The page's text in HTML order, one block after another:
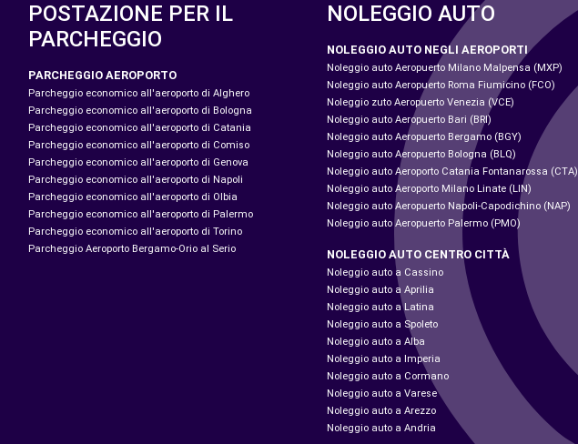
POSTAZIONE PER IL
PARCHEGGIO
PARCHEGGIO AEROPORTO
Parcheggio economico all'aeroporto di Alghero
Parcheggio economico all'aeroporto di Bologna
Parcheggio economico all'aeroporto di Catania
Parcheggio economico all'aeroporto di Comiso
Parcheggio economico all'aeroporto di Genova
Parcheggio economico all'aeroporto di Napoli
Parcheggio economico all'aeroporto di Olbia
Parcheggio economico all'aeroporto di Palermo
Parcheggio economico all'aeroporto di Torino
Parcheggio Aeroporto Bergamo-Orio al Serio
NOLEGGIO AUTO
NOLEGGIO AUTO NEGLI AEROPORTI
Noleggio auto Aeropuerto Milano Malpensa (MXP)
Noleggio auto Aeropuerto Roma Fiumicino (FCO)
Noleggio zuto Aeropuerto Venezia (VCE)
Noleggio auto Aeropuerto Bari (BRI)
Noleggio auto Aeropuerto Bergamo (BGY)
Noleggio auto Aeropuerto Bologna (BLQ)
Noleggio auto Aeroporto Catania Fontanarossa (CTA)
Noleggio auto Aeroporto Milano Linate (LIN)
Noleggio auto Aeropuerto Napoli-Capodichino (NAP)
Noleggio auto Aeropuerto Palermo (PMO)
NOLEGGIO AUTO CENTRO CITTÀ
Noleggio auto a Cassino
Noleggio auto a Aprilia
Noleggio auto a Latina
Noleggio auto a Spoleto
Noleggio auto a Alba
Noleggio auto a Imperia
Noleggio auto a Cormano
Noleggio auto a Varese
Noleggio auto a Arezzo
Noleggio auto a Andria